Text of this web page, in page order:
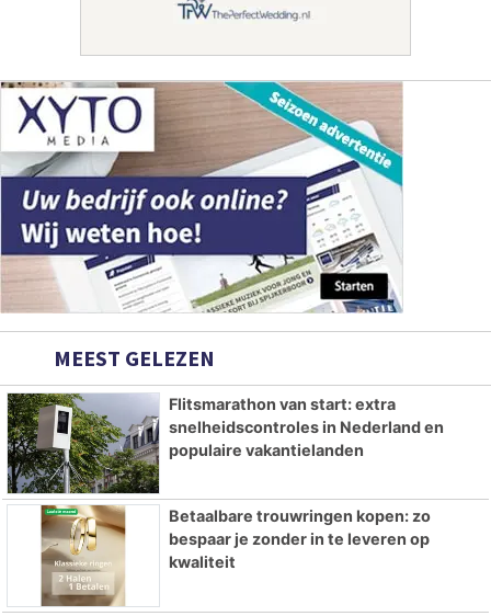
MEEST GELEZEN
Flitsmarathon van start: extra
snelheidscontroles in Nederland en
populaire vakantielanden
Betaalbare trouwringen kopen: zo
bespaar je zonder in te leveren op
kwaliteit